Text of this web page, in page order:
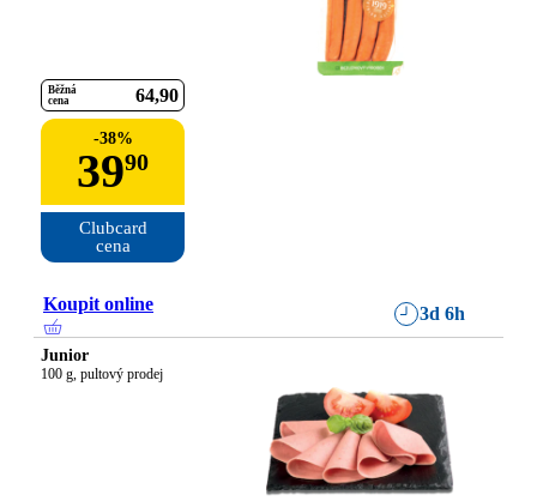
Běžná
cena
64 90
-38%
3990
Clubcard
cena
Koupit online 3d 6h
Junior
100 g, pultový prodej